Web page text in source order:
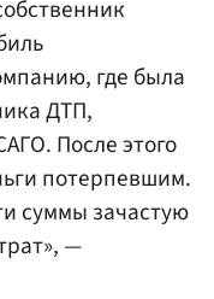
где была
ДТП,
После этого
потерпевшим.
суммы зачастую
—